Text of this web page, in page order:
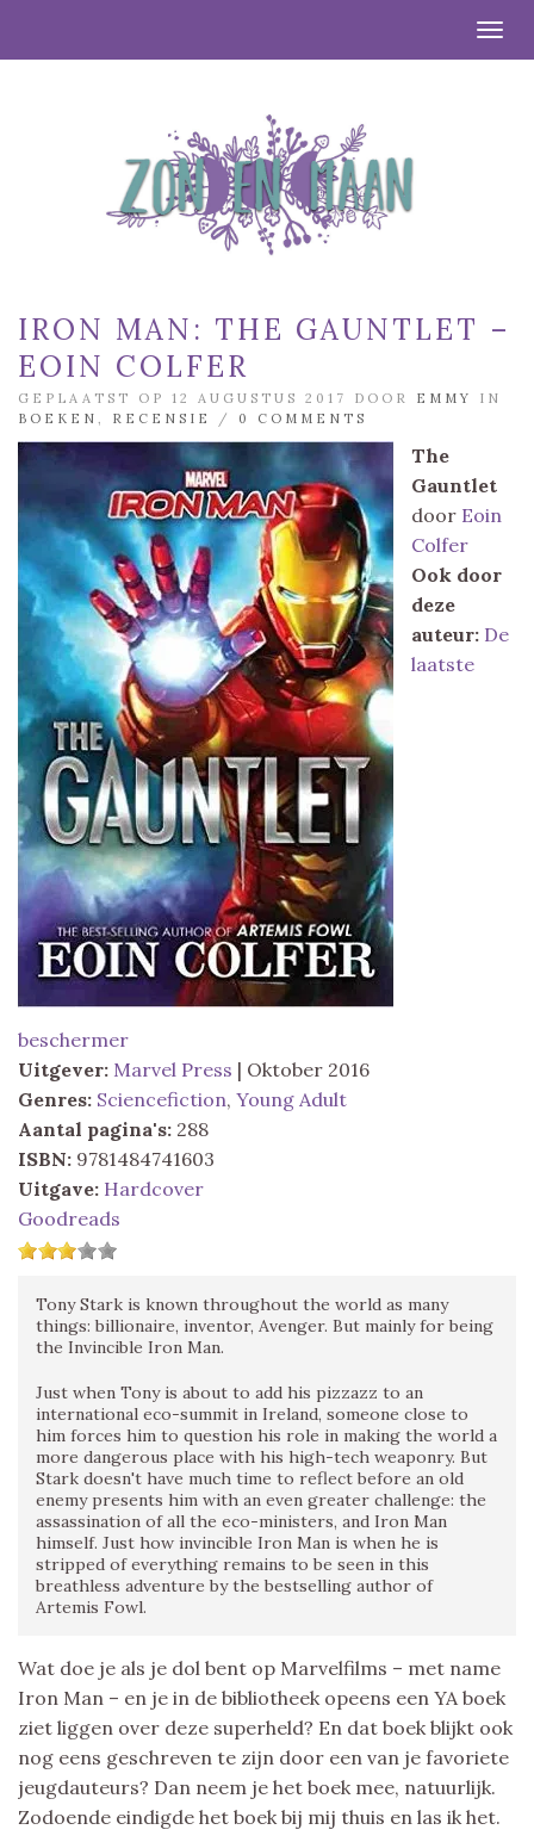
IRON MAN: THE GAUNTLET –
EOIN COLFER
GEPLAATST OP 12 AUGUSTUS 2017 DOOR EMMY
IN
BOEKEN
RECENSIE / 0 COMMENTS
The
Gauntlet
door Eoin
Colfer
Ook door
deze
auteur: De
laatste
beschermer
Uitgever: Marvel Press | Oktober 2016
Genres: Sciencefiction, Young Adult
Aantal pagina's: 288
ISBN: 9781484741603
Uitgave: Hardcover
Goodreads
Tony Stark is known throughout the world as many
things: billionaire, inventor, Avenger. But mainly for being
the Invincible Iron Man.
Just when Tony is about to add his pizzazz to an
international eco-summit in Ireland, someone close to
him forces him to question his role in making the world a
more dangerous place with his high-tech weaponry. But
Stark doesn't have much time to reflect before an old
enemy presents him with an even greater challenge: the
assassination of all the eco-ministers, and Iron Man
himself. Just how invincible Iron Man is when he is
stripped of everything remains to be seen in this
breathless adventure by the bestselling author of
Artemis Fowl.
Wat doe je als je dol bent op Marvelfilms – met name
Iron Man – en je in de bibliotheek opeens een YA boek
ziet liggen over deze superheld? En dat boek blijkt ook
nog eens geschreven te zijn door een van je favoriete
jeugdauteurs? Dan neem je het boek mee, natuurlijk.
Zodoende eindigde het boek bij mij thuis en las ik het.